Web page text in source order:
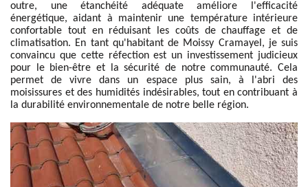
outre, une étanchéité adéquate améliore l'efficacité
énergétique, aidant à maintenir une température intérieure
confortable tout en réduisant les coûts de chauffage et de
climatisation. En tant qu'habitant de Moissy Cramayel, je suis
convaincu que cette réfection est un investissement judicieux
pour le bien-être et la sécurité de notre communauté. Cela
permet de vivre dans un espace plus sain, à l'abri des
moisissures et des humidités indésirables, tout en contribuant à
la durabilité environnementale de notre belle région.